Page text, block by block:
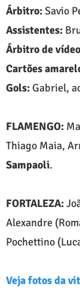
Árbitro:Savio
Assistentes:
Árbitro de
Cartões
Gols: Gabriel,
FLAMENGO:
Thiago Maia,
Sampaoli.
FORTALEZA:
Alexandre
Pochettino
Veja fotos da